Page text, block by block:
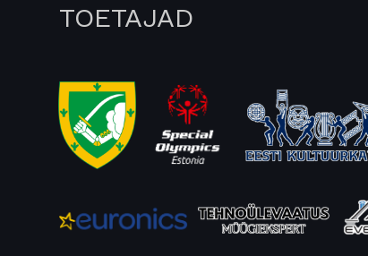
TOETAJAD